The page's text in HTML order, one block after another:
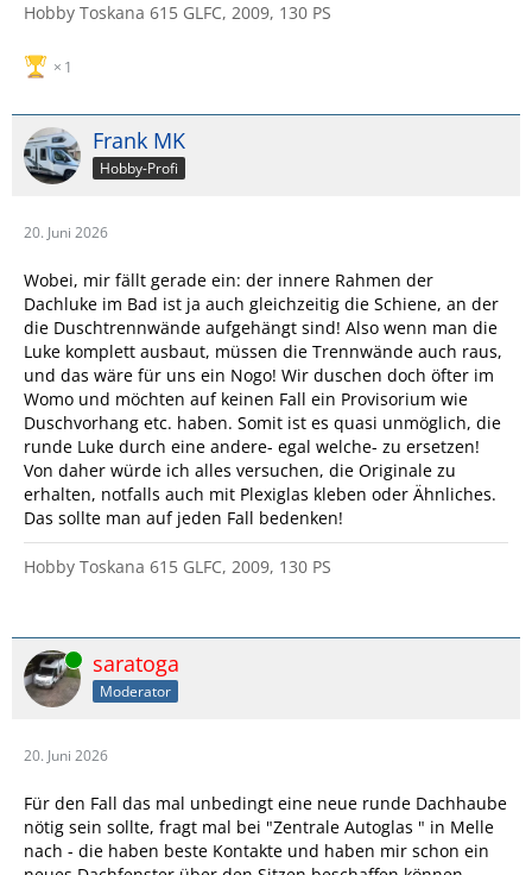
Hobby Toskana 615 GLFC, 2009, 130 PS
1
Frank MK
Hobby-Profi
20. Juni 2026
Wobei, mir fällt gerade ein: der innere Rahmen der
Dachluke im Bad ist ja auch gleichzeitig die Schiene, an der
die Duschtrennwände aufgehängt sind! Also wenn man die
Luke komplett ausbaut, müssen die Trennwände auch raus,
und das wäre für uns ein Nogo! Wir duschen doch öfter im
Womo und möchten auf keinen Fall ein Provisorium wie
Duschvorhang etc. haben. Somit ist es quasi unmöglich, die
runde Luke durch eine andere- egal welche- zu ersetzen!
Von daher würde ich alles versuchen, die Originale zu
erhalten, notfalls auch mit Plexiglas kleben oder Ähnliches.
Das sollte man auf jeden Fall bedenken!
Hobby Toskana 615 GLFC, 2009, 130 PS
Online saratoga
Moderator
20. Juni 2026
Für den Fall das mal unbedingt eine neue runde Dachhaube
nötig sein sollte, fragt mal bei "Zentrale Autoglas " in Melle
nach - die haben beste Kontakte und haben mir schon ein